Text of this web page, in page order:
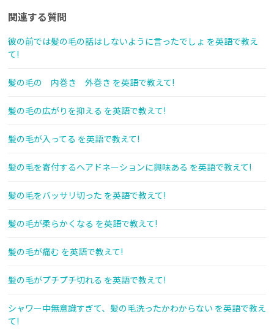
関連する質問
彼の前では髪の毛の話はしないように言ったでしょ を英語で教え
て!
髪の毛の 内巻き 外巻き を英語で教えて!
髪の毛の広がりを抑える を英語で教えて!
髪の毛が入ってる を英語で教えて!
髪の毛を寄付するヘアドネーションに興味ある を英語で教えて!
髪の毛をバッサリ切った を英語で教えて!
髪の毛が柔らかくなる を英語で教えて!
髪の毛が痛む を英語で教えて!
髪の毛がプチプチ切れる を英語で教えて!
シャワー中無意識すぎて、髪の毛洗ったかわからない を英語で教え
て!